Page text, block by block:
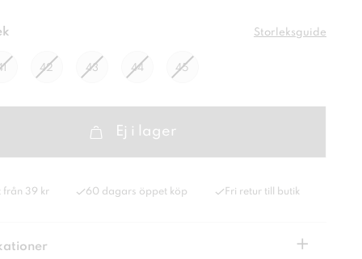
Storleksguide
42 43 44 45
Ej i lager
från 39 kr 60 dagars öppet köp Fri retur till butik
+